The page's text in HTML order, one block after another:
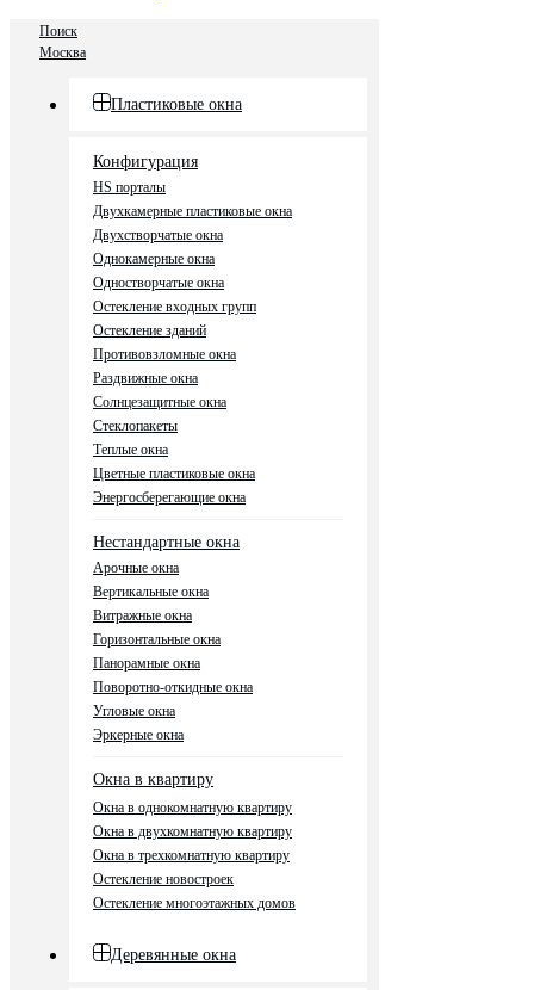
Поиск
Москва
Пластиковые окна
Конфигурация
HS порталы
Двухкамерные пластиковые окна
Двухстворчатые окна
Однокамерные окна
Одностворчатые окна
Остекление входных групп
Остекление зданий
Противовзломные окна
Раздвижные окна
Солнцезащитные окна
Стеклопакеты
Теплые окна
Цветные пластиковые окна
Энергосберегающие окна
Нестандартные окна
Арочные окна
Вертикальные окна
Витражные окна
Горизонтальные окна
Панорамные окна
Поворотно-откидные окна
Угловые окна
Эркерные окна
Окна в квартиру
Окна в однокомнатную квартиру
Окна в двухкомнатную квартиру
Окна в трехкомнатную квартиру
Остекление новостроек
Остекление многоэтажных домов
Деревянные окна